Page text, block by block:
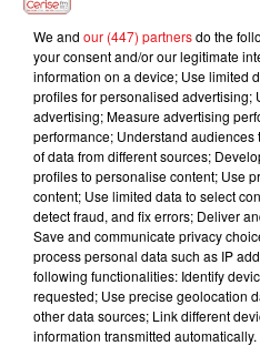
Tarif
Payant
14€-15€
Lieu
Salle
Reiningue
68310
Organisateur
ACAP &
We and our (447) partnersdo the
your consent and/or our legitimate
information on a device; Use limited
profiles for personalised advertising;
advertising; Measure advertising
performance; Understand
of data from different sources;
profiles to personalise content; Use
content; Use limited data to select
detect fraud, and fix errors; Deliver
Save and communicate privacy
process personal data such as IP
following functionalities: Identify
requested; Use precise geolocation
other data sources; Link different
information transmitted automatically.